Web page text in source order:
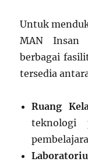
Untuk
MAN Insan
berbagai
tersedia
Ruang
teknologi